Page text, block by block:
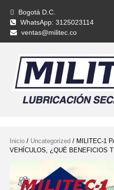
Bogotá D.C.
WhatsApp: 3125023114
ventas@militec.co
Inicio / Uncategorized / MILITEC-1
VEHÍCULOS, ¿QUÉ BENEFICIOS